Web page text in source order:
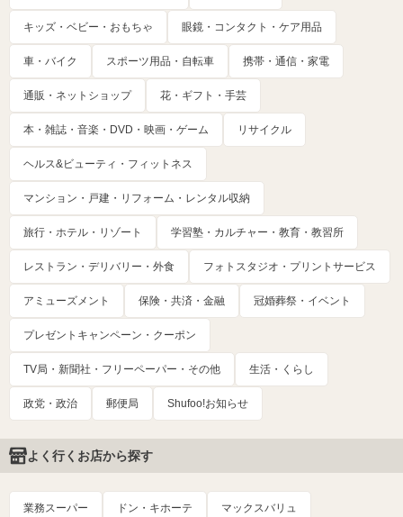
キッズ・ベビー・おもちゃ 眼鏡・コンタクト・ケア用品
車・バイク スポーツ用品・自転車 携帯・通信・家電
通販・ネットショップ 花・ギフト・手芸
本・雑誌・音楽・DVD・映画・ゲーム リサイクル
ヘルス&ビューティ・フィットネス
マンション・戸建・リフォーム・レンタル収納
旅行・ホテル・リゾート 学習塾・カルチャー・教育・教習所
レストラン・デリバリー・外食 フォトスタジオ・プリントサービス
アミューズメント 保険・共済・金融 冠婚葬祭・イベント
プレゼントキャンペーン・クーポン
TV局・新聞社・フリーペーパー・その他 生活・くらし
政党・政治 郵便局 Shufoo!お知らせ
よく行くお店から探す
業務スーパー ドン・キホーテ マックスバリュ